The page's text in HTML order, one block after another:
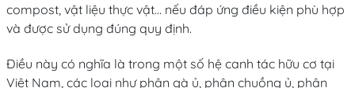
compost, vật liệu thực vật… nếu đáp ứng điều kiện phù hợp
và được sử dụng đúng quy định.
Điều này có nghĩa là trong một số hệ canh tác hữu cơ tại
Việt Nam, các loại như phân gà ủ, phân chuồng ủ, phân